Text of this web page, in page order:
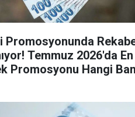
Promosyonunda
Temmuz 2026'da En
Promosyonu Hangi